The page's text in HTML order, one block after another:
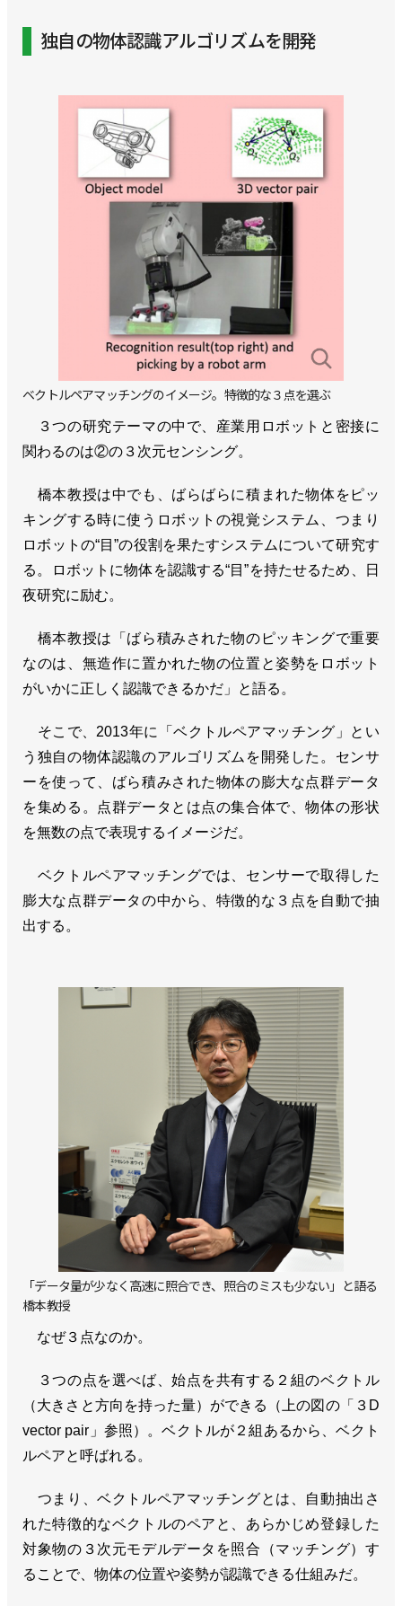
独自の物体認識アルゴリズムを開発
ベクトルペアマッチングのイメージ。特徴的な３点を選ぶ
３つの研究テーマの中で、産業用ロボットと密接に
関わるのは②の３次元センシング。
橋本教授は中でも、ばらばらに積まれた物体をピッ
キングする時に使うロボットの視覚システム、つまり
ロボットの“目”の役割を果たすシステムについて研究す
る。ロボットに物体を認識する“目”を持たせるため、日
夜研究に励む。
橋本教授は「ばら積みされた物のピッキングで重要
なのは、無造作に置かれた物の位置と姿勢をロボット
がいかに正しく認識できるかだ」と語る。
そこで、2013年に「ベクトルペアマッチング」とい
う独自の物体認識のアルゴリズムを開発した。センサ
ーを使って、ばら積みされた物体の膨大な点群データ
を集める。点群データとは点の集合体で、物体の形状
を無数の点で表現するイメージだ。
ベクトルペアマッチングでは、センサーで取得した
膨大な点群データの中から、特徴的な３点を自動で抽
出する。
「データ量が少なく高速に照合でき、照合のミスも少ない」と語る
橋本教授
なぜ３点なのか。
３つの点を選べば、始点を共有する２組のベクトル
（大きさと方向を持った量）ができる（上の図の「３D
vector pair」参照）。ベクトルが２組あるから、ベクト
ルペアと呼ばれる。
つまり、ベクトルペアマッチングとは、自動抽出さ
れた特徴的なベクトルのペアと、あらかじめ登録した
対象物の３次元モデルデータを照合（マッチング）す
ることで、物体の位置や姿勢が認識できる仕組みだ。